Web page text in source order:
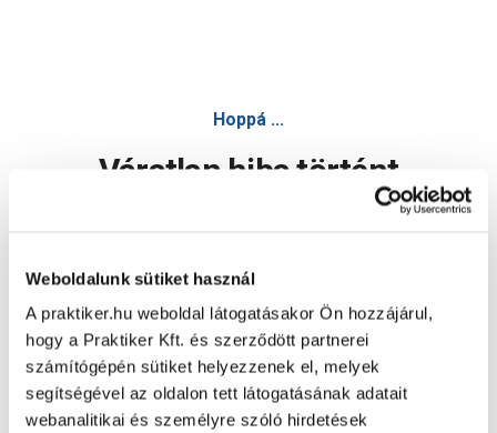
Weboldalunk sütiket használ
A praktiker.hu weboldal látogatásakor Ön hozzájárul,
hogy a Praktiker Kft. és szerződött partnerei
számítógépén sütiket helyezzenek el, melyek
segítségével az oldalon tett látogatásának adatait
webanalitikai és személyre szóló hirdetések
Hoppá ...
Váratlan hiba történt
Oldal újratöltése